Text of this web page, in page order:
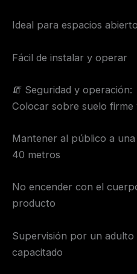
Ideal para espacios
Fácil de instalar y operar
🧯 Seguridad y operación:
Colocar sobre suelo firme
Mantener al público a
40 metros
No encender con el
producto
Supervisión por un
capacitado